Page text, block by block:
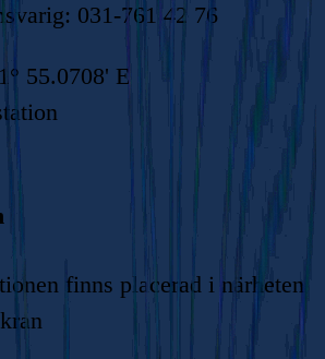
‭031-761 42 76‬
55.0708' E
finns placerad i närheten